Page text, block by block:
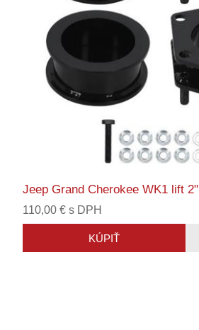
Jeep Grand Cherokee WK1 lift 2"
110,00 € s DPH